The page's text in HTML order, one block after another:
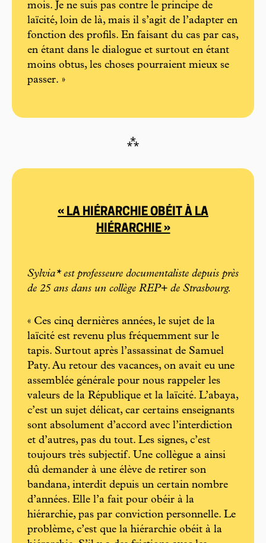
mois. Je ne suis pas contre le principe de
laïcité, loin de là, mais il s’agit de l’adapter en
fonction des profils. En faisant du cas par cas,
en étant dans le dialogue et surtout en étant
moins obtus, les choses pourraient mieux se
passer. »
⁂
« LA HIÉRARCHIE OBÉIT À LA
HIÉRARCHIE »
Sylvia* est professeure documentaliste depuis près
de 25 ans dans un collège REP+ de Strasbourg.
« Ces cinq dernières années, le sujet de la
laïcité est revenu plus fréquemment sur le
tapis. Surtout après l’assassinat de Samuel
Paty. Au retour des vacances, on avait eu une
assemblée générale pour nous rappeler les
valeurs de la République et la laïcité. L’abaya,
c’est un sujet délicat, car certains enseignants
sont absolument d’accord avec l’interdiction
et d’autres, pas du tout. Les signes, c’est
toujours très subjectif. Une collègue a ainsi
dû demander à une élève de retirer son
bandana, interdit depuis un certain nombre
d’années. Elle l’a fait pour obéir à la
hiérarchie, pas par conviction personnelle. Le
problème, c’est que la hiérarchie obéit à la